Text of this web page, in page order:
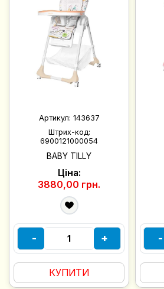
Артикул: 143637
Штрих-код:
6900121000054
BABY TILLY
Ціна:
3880,00 грн.
- +
КУПИТИ
-